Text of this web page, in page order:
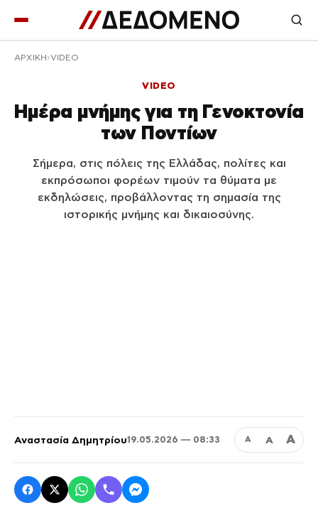
ΑΡΧΙΚΉ VIDEO
VIDEO
Ημέρα μνήμης για τη Γενοκτονία
των Ποντίων
Σήμερα, στις πόλεις της Ελλάδας, πολίτες και
εκπρόσωποι φορέων τιμούν τα θύματα με
εκδηλώσεις, προβάλλοντας τη σημασία της
ιστορικής μνήμης και δικαιοσύνης.
Αναστασία Δημητρίου19.05.2026 — 08:33 Α Α Α